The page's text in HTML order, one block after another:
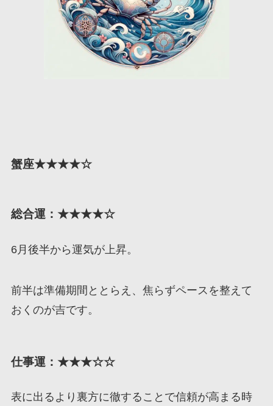
蟹座★★★★☆
総合運：★★★★☆
6月後半から運気が上昇。
前半は準備期間ととらえ、焦らずペースを整えて
おくのが吉です。
仕事運：★★★☆☆
表に出るより裏方に徹することで信頼が高まる時